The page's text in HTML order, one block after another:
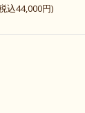
込44,000円)